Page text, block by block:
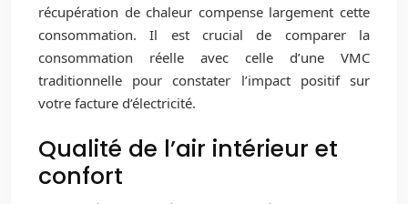
récupération de chaleur compense largement cette
consommation. Il est crucial de comparer la
consommation réelle avec celle d’une VMC
traditionnelle pour constater l’impact positif sur
votre facture d’électricité.
Qualité de l’air intérieur et
confort